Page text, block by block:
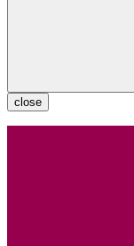
close